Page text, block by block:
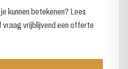
kunnen betekenen? Lees
vraag vrijblijvend een offerte